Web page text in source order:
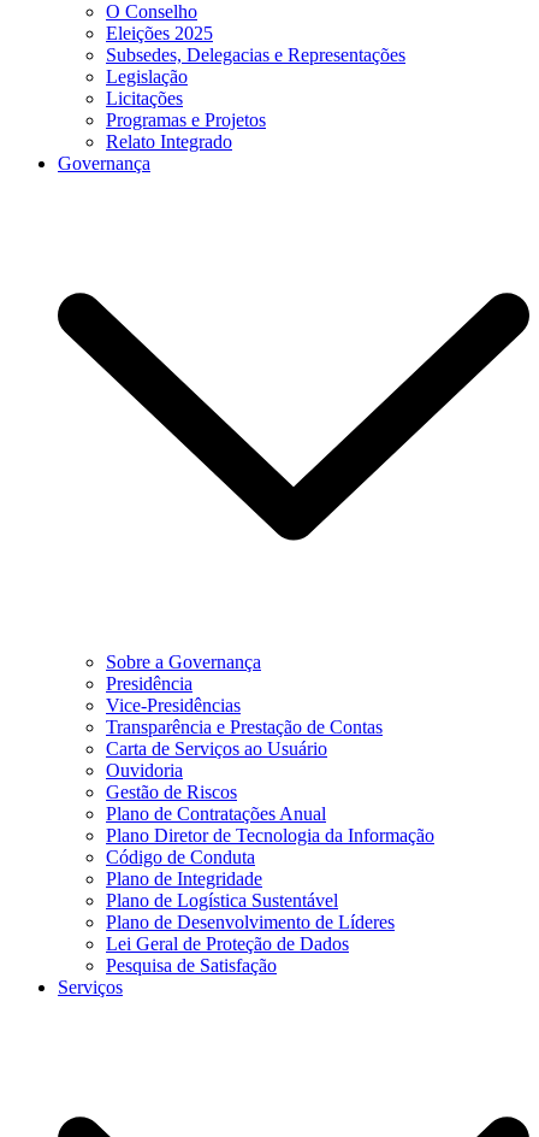
O Conselho
Eleições 2025
Subsedes, Delegacias e Representações
Legislação
Licitações
Programas e Projetos
Relato Integrado
Governança
Sobre a Governança
Presidência
Vice-Presidências
Transparência e Prestação de Contas
Carta de Serviços ao Usuário
Ouvidoria
Gestão de Riscos
Plano de Contratações Anual
Plano Diretor de Tecnologia da Informação
Código de Conduta
Plano de Integridade
Plano de Logística Sustentável
Plano de Desenvolvimento de Líderes
Lei Geral de Proteção de Dados
Pesquisa de Satisfação
Serviços